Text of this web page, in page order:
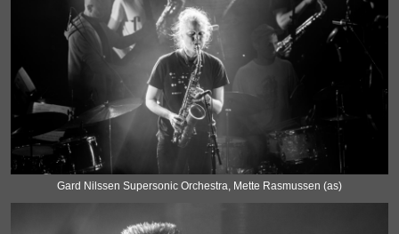
Gard Nilssen Supersonic Orchestra, Mette Rasmussen (as)